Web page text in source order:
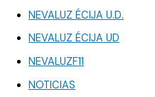
NEVALUZ ÉCIJA U.D.
NEVALUZ ÉCIJA UD
NEVALUZF11
NOTICIAS